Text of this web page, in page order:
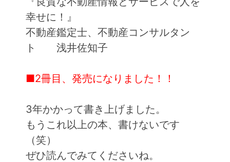
幸せに！』
不動産鑑定士、不動産コンサルタン
ト 浅井佐知子
■2冊目、発売になりました！！
3年かかって書き上げました。
もうこれ以上の本、書けないです
（笑）
ぜひ読んでみてくださいね。